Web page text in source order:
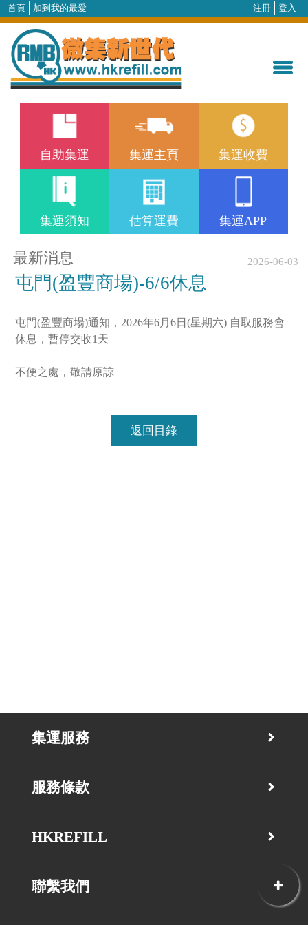
首頁 加到我的最愛 注冊 登入
自助集運 集運主頁 集運收費
集運須知 估算運費 集運APP
最新消息 2026-06-03
屯門(盈豐商場)-6/6休息
屯門(盈豐商場)通知，2026年6月6日(星期六) 自取服務會
休息，暫停交收1天
不便之處，敬請原諒
返回目錄
集運服務
服務條款
HKREFILL
聯繫我們